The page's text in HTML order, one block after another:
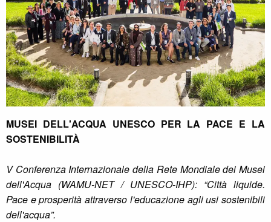
MUSEI DELL'ACQUA UNESCO PER LA PACE E LA
SOSTENIBILITÀ
V Conferenza Internazionale della Rete Mondiale dei Musei
dell'Acqua (WAMU-NET / UNESCO-IHP): “Città liquide.
Pace e prosperità attraverso l'educazione agli usi sostenibili
dell'acqua”.